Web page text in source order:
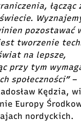
łącząc
pozostawać
tworzenie
na lepsze,
przy tym
społeczności”–
Kędzia,
Europy
nordyckich.